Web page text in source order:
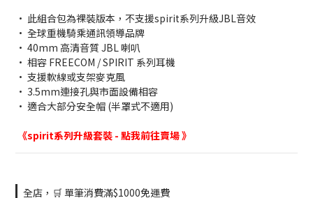
• 此組合包為裸裝版本，不支援spirit系列升級JBL音效
• 全球重機騎乘通訊領導品牌
• 40mm 高清音質 JBL 喇叭
• 相容 FREECOM / SPIRIT 系列耳機
• 支援軟線或支架麥克風
• 3.5mm連接孔與市面設備相容
• 適合大部分安全帽 (半罩式不適用)
《spirit系列升級套裝 - 點我前往賣場 》
全店，🛒 單筆消費滿$1000免運費